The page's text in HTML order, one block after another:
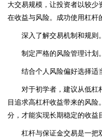
大交易规模，让投资者以较
在收益与风险。成功使用杠杆
深入了解交易机制和规则。
制定严格的风险管理计划。
结合个人风险偏好选择适
对于初学者，建议从低杠
目追求高杠杆收益带来的风
分，才能实现长期稳定的收益
杠杆与保证金交易是一把